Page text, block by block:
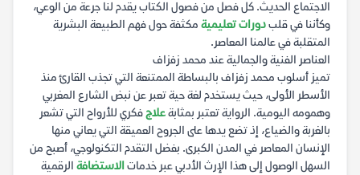
الاجتماع الحديث. كل فصل من فصول الكتاب يقدم لنا جرعة من الوعي،
وكأننا في قلبدورات تعليمية مكثفة حول فهم الطبيعة البشرية
المتقلبة في عالمنا المعاصر.
العناصر الفنية والجمالية عند محمد زفزاف
تميز أسلوب محمد زفزاف بالبساطة الممتنعة التي تجذب القارئ منذ
الأسطر الأولى، حيث يستخدم لغة حية تعبر عن نبض الشارع المغربي
وهمومه اليومية. الرواية تعتبر بمثابةعلاجفكري للأرواح التي تشعر
بالغربة والضياع، إذ تضع يدها على الجروح العميقة التي يعاني منها
الإنسان المعاصر في المدن الكبرى. بفضل التقدم التكنولوجي، أصبح من
السهل الوصول إلى هذا الإرث الأدبي عبر خدماتالاستضافة الرقمية